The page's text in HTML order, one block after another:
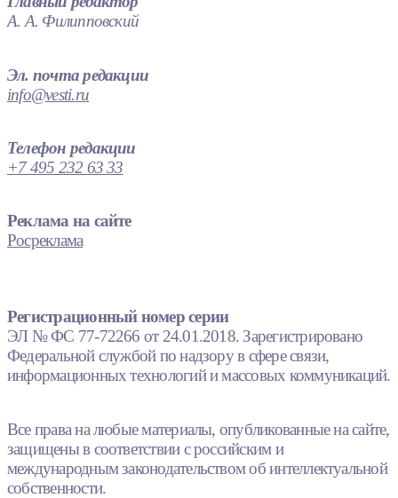
А. А. Филипповский
Эл. почта редакции
info@vesti.ru
Телефон редакции
+7 495 232 63 33
Реклама на сайте
Росреклама
Регистрационный номер серии
ЭЛ № ФС 77-72266 от 24.01.2018. Зарегистрировано
Федеральной службой по надзору в сфере связи,
информационных технологий и массовых коммуникаций.
Все права на любые материалы, опубликованные на сайте,
защищены в соответствии с российским и
международным законодательством об интеллектуальной
собственности.